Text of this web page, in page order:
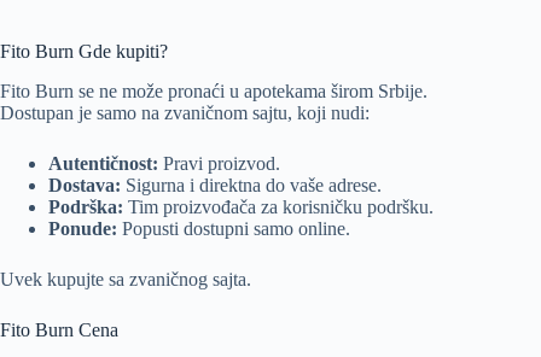
Fito Burn Gde kupiti?
Fito Burn se ne može pronaći u apotekama širom Srbije.
Dostupan je samo na zvaničnom sajtu, koji nudi:
Autentičnost: Pravi proizvod.
Dostava: Sigurna i direktna do vaše adrese.
Podrška: Tim proizvođača za korisničku podršku.
Ponude: Popusti dostupni samo online.
Uvek kupujte sa zvaničnog sajta.
Fito Burn Cena